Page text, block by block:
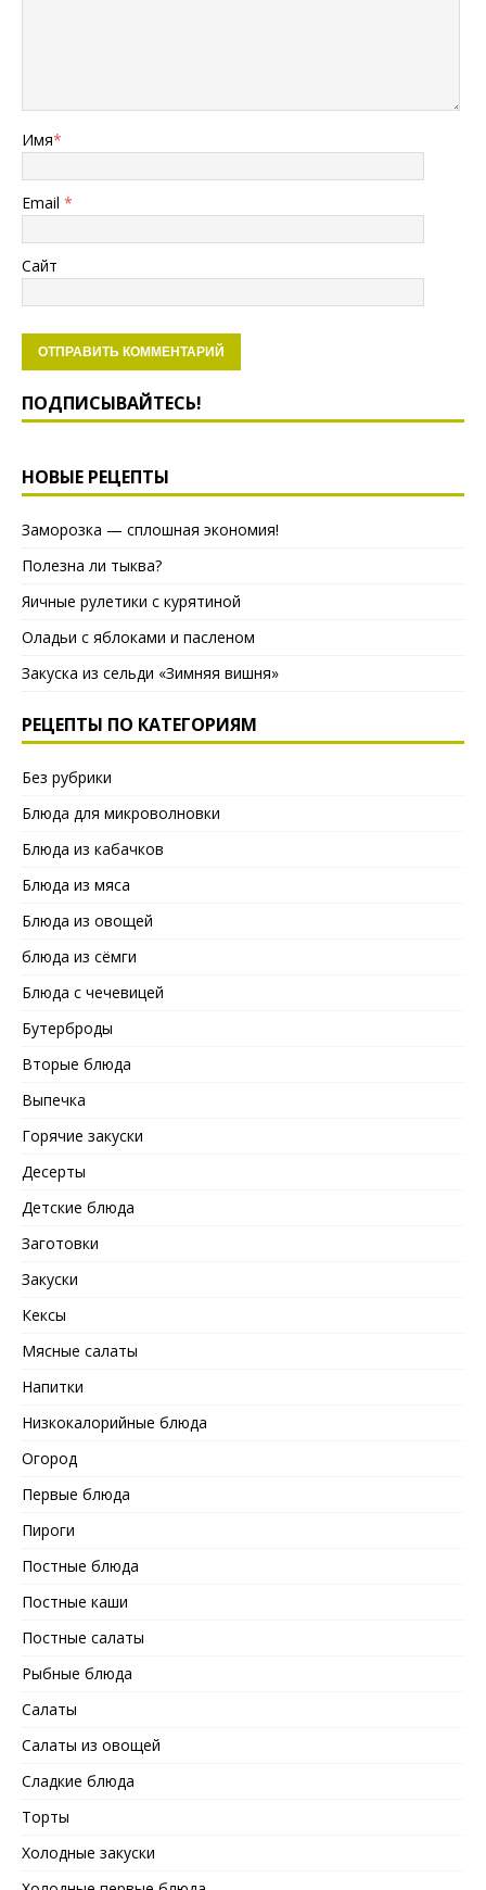
Имя*
Email *
Сайт
ПОДПИСЫВАЙТЕСЬ!
НОВЫЕ РЕЦЕПТЫ
Заморозка — сплошная экономия!
Полезна ли тыква?
Яичные рулетики с курятиной
Оладьи с яблоками и пасленом
Закуска из сельди «Зимняя вишня»
РЕЦЕПТЫ ПО КАТЕГОРИЯМ
Без рубрики
Блюда для микроволновки
Блюда из кабачков
Блюда из мяса
Блюда из овощей
блюда из сёмги
Блюда с чечевицей
Бутерброды
Вторые блюда
Выпечка
Горячие закуски
Десерты
Детские блюда
Заготовки
Закуски
Кексы
Мясные салаты
Напитки
Низкокалорийные блюда
Огород
Первые блюда
Пироги
Постные блюда
Постные каши
Постные салаты
Рыбные блюда
Салаты
Салаты из овощей
Сладкие блюда
Торты
Холодные закуски